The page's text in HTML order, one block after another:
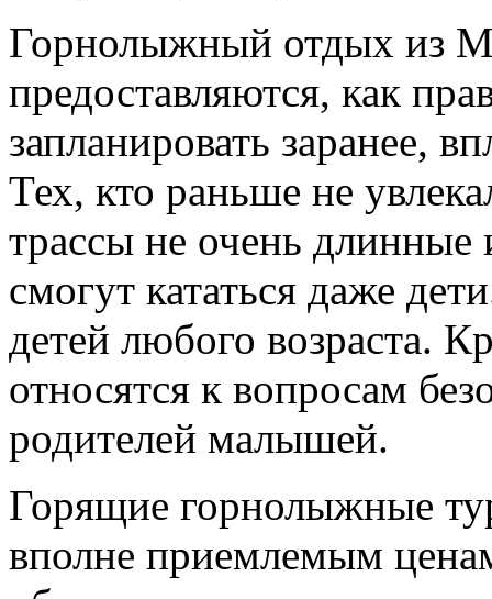
Горнолыжный отдых из
предоставляются, как
запланировать заранее,
Тех, кто раньше не
трассы не очень длинные
смогут кататься даже
детей любого возраста.
относятся к вопросам
родителей малышей.
Горящие горнолыжные
вполне приемлемым